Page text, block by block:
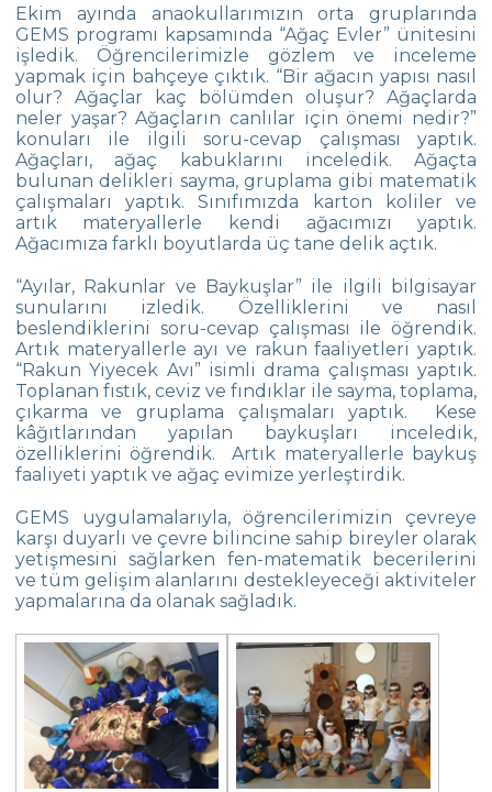
Ayın Ünlüsü: Alexander Graham Bell
29 Ekim Cumhuriyet Bayramı
Anaokulu Kapanış Töreni
İngilizce Portfolyo Günü
Anaokulu Öğrencilerimiz Anneler Gününü
Kutladı
Body Parts-Jobs-Clothes
Trafik Haftası
Çok Kültürlülük Eğitimi
Uçan Hayvanların Yaşam Döngüsü
Anaokulu Öğrencilerimiz ile Matematik
Anaokulu Öğrencilerimiz Baharı Karşıladı
Anaokulunda 100. Gün
Anaokulu Veli Akademisi Tamamlandı
Gökyüzü ve Uzay
Fonem-Sesbirimsel Farkındalık Becerileri
Öğretim Programı
Dünya Çocuk Hakları Günü
Anaokulumuzda Dezenfeksiyon İşlemleri
Tamamlandı
Ekim ayında anaokullarımızın orta gruplarında
GEMS programı kapsamında “Ağaç Evler” ünitesini
işledik. Öğrencilerimizle gözlem ve inceleme
yapmak için bahçeye çıktık. “Bir ağacın yapısı nasıl
olur? Ağaçlar kaç bölümden oluşur? Ağaçlarda
neler yaşar? Ağaçların canlılar için önemi nedir?”
konuları ile ilgili soru-cevap çalışması yaptık.
Ağaçları, ağaç kabuklarını inceledik. Ağaçta
bulunan delikleri sayma, gruplama gibi matematik
çalışmaları yaptık. Sınıfımızda karton koliler ve
artık materyallerle kendi ağacımızı yaptık.
Ağacımıza farklı boyutlarda üç tane delik açtık.
“Ayılar, Rakunlar ve Baykuşlar” ile ilgili bilgisayar
sunularını izledik. Özelliklerini ve nasıl
beslendiklerini soru-cevap çalışması ile öğrendik.
Artık materyallerle ayı ve rakun faaliyetleri yaptık.
“Rakun Yiyecek Avı” isimli drama çalışması yaptık.
Toplanan fıstık, ceviz ve fındıklar ile sayma, toplama,
çıkarma ve gruplama çalışmaları yaptık. Kese
kâğıtlarından yapılan baykuşları inceledik,
özelliklerini öğrendik. Artık materyallerle baykuş
faaliyeti yaptık ve ağaç evimize yerleştirdik.
GEMS uygulamalarıyla, öğrencilerimizin çevreye
karşı duyarlı ve çevre bilincine sahip bireyler olarak
yetişmesini sağlarken fen-matematik becerilerini
ve tüm gelişim alanlarını destekleyeceği aktiviteler
yapmalarına da olanak sağladık.